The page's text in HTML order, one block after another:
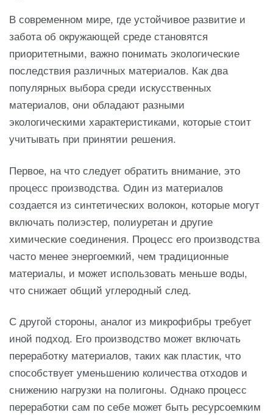
В современном мире, где устойчивое развитие и
забота об окружающей среде становятся
приоритетными, важно понимать экологические
последствия различных материалов. Как два
популярных выбора среди искусственных
материалов, они обладают разными
экологическими характеристиками, которые стоит
учитывать при принятии решения.
Первое, на что следует обратить внимание, это
процесс производства. Один из материалов
создается из синтетических волокон, которые могут
включать полиэстер, полиуретан и другие
химические соединения. Процесс его производства
часто менее энергоемкий, чем традиционные
материалы, и может использовать меньше воды,
что снижает общий углеродный след.
С другой стороны, аналог из микрофибры требует
иной подход. Его производство может включать
переработку материалов, таких как пластик, что
способствует уменьшению количества отходов и
снижению нагрузки на полигоны. Однако процесс
переработки сам по себе может быть ресурсоемким